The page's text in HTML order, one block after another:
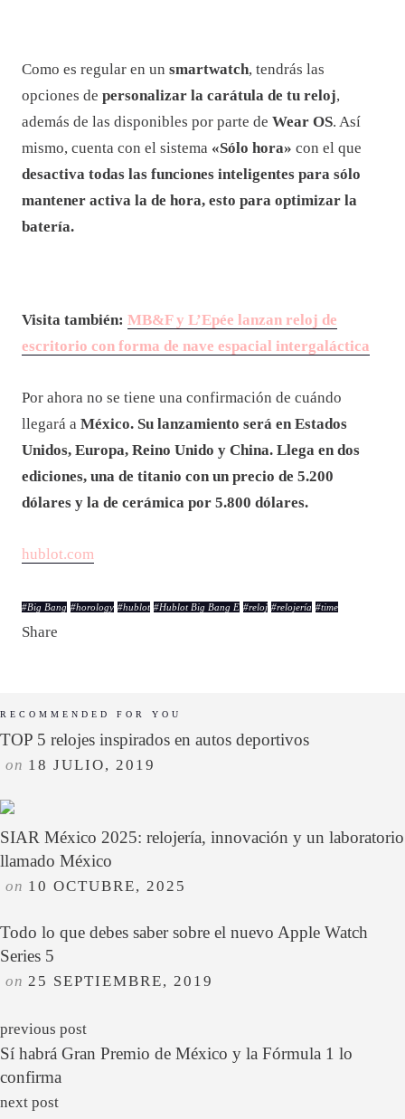
Como es regular en un smartwatch, tendrás las
opciones de personalizar la carátula de tu reloj,
además de las disponibles por parte de Wear OS. Así
mismo, cuenta con el sistema «Sólo hora» con el que
desactiva todas las funciones inteligentes para sólo
mantener activa la de hora, esto para optimizar la
batería.
Visita también: MB&F y L’Epée lanzan reloj de
escritorio con forma de nave espacial intergaláctica
Por ahora no se tiene una confirmación de cuándo
llegará a México. Su lanzamiento será en Estados
Unidos, Europa, Reino Unido y China. Llega en dos
ediciones, una de titanio con un precio de 5.200
dólares y la de cerámica por 5.800 dólares.
hublot.com
#Big Bang #horology #hublot #Hublot Big Bang E #reloj #relojería #time
Share
RECOMMENDED FOR YOU
TOP 5 relojes inspirados en autos deportivos
on 18 JULIO, 2019
SIAR México 2025: relojería, innovación y un laboratorio
llamado México
on 10 OCTUBRE, 2025
Todo lo que debes saber sobre el nuevo Apple Watch
Series 5
on 25 SEPTIEMBRE, 2019
previous post
Sí habrá Gran Premio de México y la Fórmula 1 lo
confirma
next post